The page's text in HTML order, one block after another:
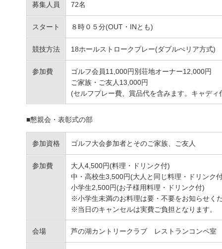
募集人員 72名
スタート ８時０５分(OUT・INとも)
競技方法 18ホールストロークプレー(ダブルぺリア方式)
参加費
ゴルフ会員11,000円別荘地オーナー12,000円
ご家族・ご友人13,000円
(セルフプレー費、賞品代を含みます。キャデ
■懇親会・表彰式の部
参加資格 ゴルフ大会参加者とそのご家族、ご友人
参加費
大人4,500円(料理・ドリンク付)
中・高校生3,500円(大人と同じ料理・ドリンク
小学生2,500円(お子様用料理・ドリンク付)
※小学生未満のお料理は要・不要をお知らせく
※当日のキャンセルは実費ご負担となります。
会場 芦の湖カントリークラブ レストランコンペ室